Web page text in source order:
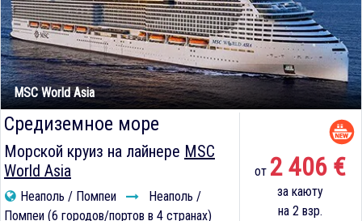
MSC World Asia
Средиземное море
Морской круиз на лайнере MSC
World Asia
Неаполь / Помпеи
Неаполь /
Помпеи (6 городов/портов в 4 странах)
от 2 406 €
за каюту
на 2 взр.